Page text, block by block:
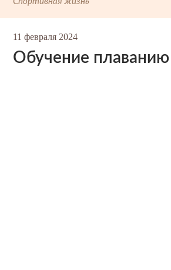
11 февраля 2024
Обучение